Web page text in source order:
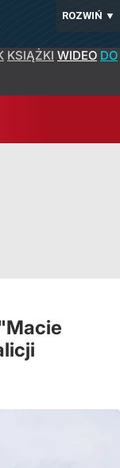
ROZWIŃ ▼
KSIĄŻKI WIDEO DO